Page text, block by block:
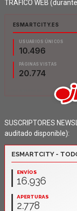
TRÁFICO WEB
SUSCRIPTORES
auditado disponible):